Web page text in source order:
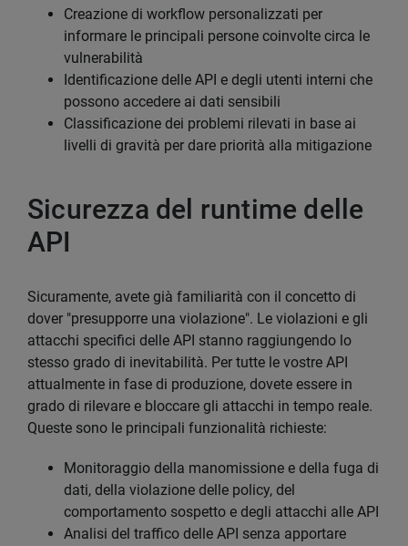
Creazione di workflow personalizzati per
informare le principali persone coinvolte circa le
vulnerabilità
Identificazione delle API e degli utenti interni che
possono accedere ai dati sensibili
Classificazione dei problemi rilevati in base ai
livelli di gravità per dare priorità alla mitigazione
Sicurezza del runtime delle
API
Sicuramente, avete già familiarità con il concetto di
dover "presupporre una violazione". Le violazioni e gli
attacchi specifici delle API stanno raggiungendo lo
stesso grado di inevitabilità. Per tutte le vostre API
attualmente in fase di produzione, dovete essere in
grado di rilevare e bloccare gli attacchi in tempo reale.
Queste sono le principali funzionalità richieste:
Monitoraggio della manomissione e della fuga di
dati, della violazione delle policy, del
comportamento sospetto e degli attacchi alle API
Analisi del traffico delle API senza apportare